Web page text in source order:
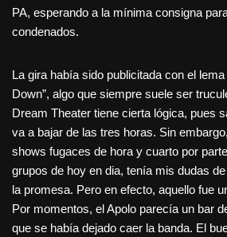
PA, esperando a la mínima consigna
condenados.
La gira había sido publicitada con el
Down”, algo que siempre suele ser
Dream Theater tiene cierta lógica, pues
va a bajar de las tres horas. Sin
shows fugaces de hora y cuarto por
grupos de hoy en dia, tenía mis dudas
la promesa. Pero en efecto, aquello fue
Por momentos, el Apolo parecía un bar
que se había dejado caer la banda. El